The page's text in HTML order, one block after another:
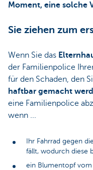
Moment, eine solche
Sie ziehen zum
Wenn Sie das
der Familienpolice
für den Schaden, den
haftbar gemacht
eine Familienpolice
wenn ...
Ihr Fahrrad gegen
fällt, wodurch diese
ein Blumentopf